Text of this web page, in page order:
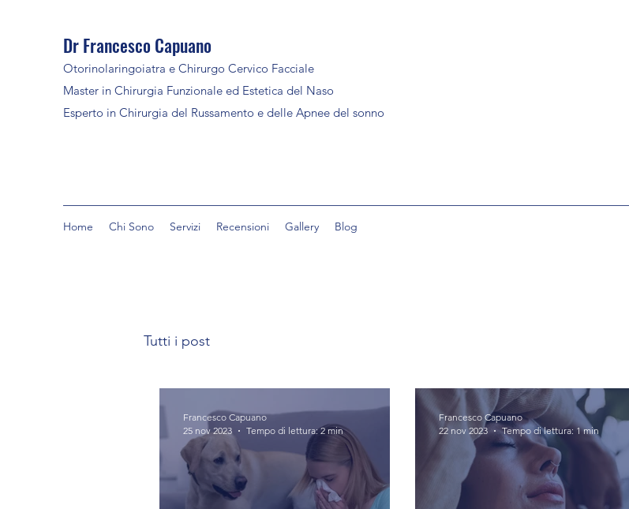
Dr Francesco Capuano
Otorinolaringoiatra e Chirurgo Cervico Facciale
Master in Chirurgia Funzionale ed Estetica del Naso
Esperto in Chirurgia del Russamento e delle Apnee del sonno
Home Chi Sono Servizi Recensioni Gallery Blog
Tutti i post
Francesco Capuano
25 nov 2023
Tempo di lettura: 2 min
Francesco Capuano
22 nov 2023
Tempo di lettura: 1 min